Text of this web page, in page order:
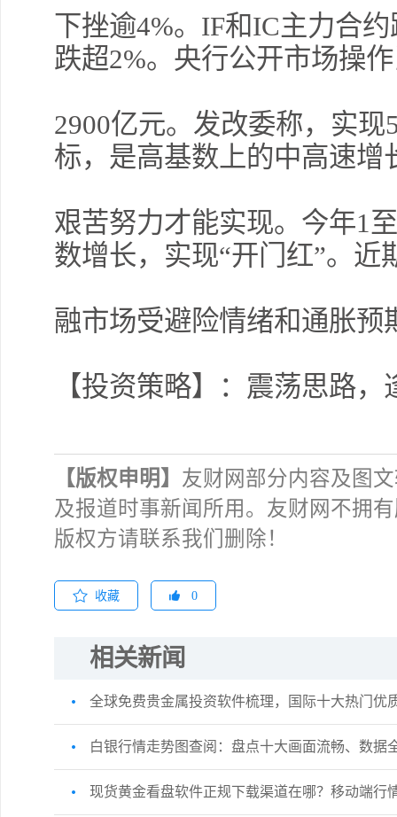
下挫逾4%。IF和IC主力合
跌超2%。央行公开市场操
2900亿元。发改委称，实
标，是高基数上的中高速增
艰苦努力才能实现。今年1
数增长，实现“开门红”。近
融市场受避险情绪和通胀
【投资策略】：震荡思路
【版权申明】 友财网部分内容及图
及报道时事新闻所用。友财网不拥
版权方请联系我们删除！
收藏 0
相关新闻
全球免费贵金属投资软件梳理，国际十大热门优
白银行情走势图查阅：盘点十大画面流畅、数据
现货黄金看盘软件正规下载渠道在哪？移动端行